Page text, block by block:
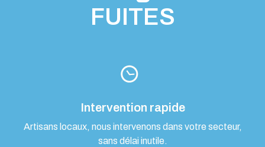
FUITES
Intervention rapide
Artisans locaux, nous intervenons dans votre secteur,
sans délai inutile.